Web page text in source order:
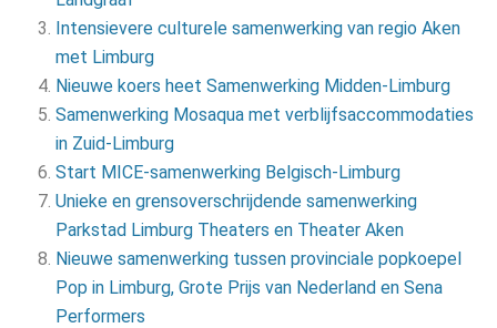
Intensievere culturele samenwerking van regio Aken
met Limburg
Nieuwe koers heet Samenwerking Midden-Limburg
Samenwerking Mosaqua met verblijfsaccommodaties
in Zuid-Limburg
Start MICE-samenwerking Belgisch-Limburg
Unieke en grensoverschrijdende samenwerking
Parkstad Limburg Theaters en Theater Aken
Nieuwe samenwerking tussen provinciale popkoepel
Pop in Limburg, Grote Prijs van Nederland en Sena
Performers